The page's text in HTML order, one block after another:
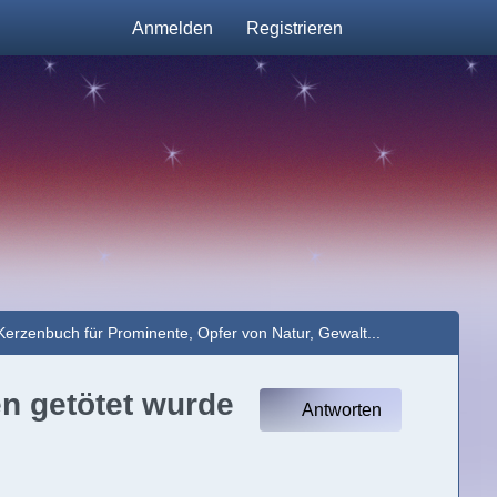
Anmelden Registrieren
für Prominente, Opfer von Natur, Gewalt...
getötet wurde Antworten